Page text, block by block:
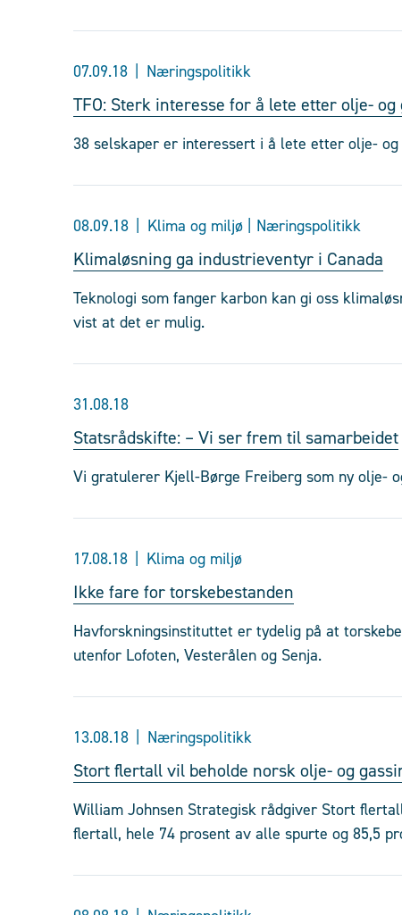
07.09.18 Næringspolitikk
TFO: Sterk interesse for å lete etter olje- og
38 selskaper er interessert i å lete etter olje- og
08.09.18 Klima og miljø | Næringspolitikk
Klimaløsning ga industrieventyr i Canada
Teknologi som fanger karbon kan gi oss
vist at det er mulig.
31.08.18
Statsrådskifte: – Vi ser frem til samarbeidet
Vi gratulerer Kjell-Børge Freiberg som ny olje-
17.08.18 Klima og miljø
Ikke fare for torskebestanden
Havforskningsinstituttet er tydelig på at
utenfor Lofoten, Vesterålen og Senja.
13.08.18 Næringspolitikk
Stort flertall vil beholde norsk olje- og
William Johnsen Strategisk rådgiver Stort
flertall, hele 74 prosent av alle spurte og 85,5